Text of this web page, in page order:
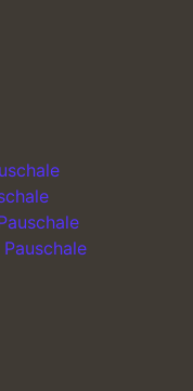
sich sowohl als
Das indirekte
Raum eine
lässt sich mit dem